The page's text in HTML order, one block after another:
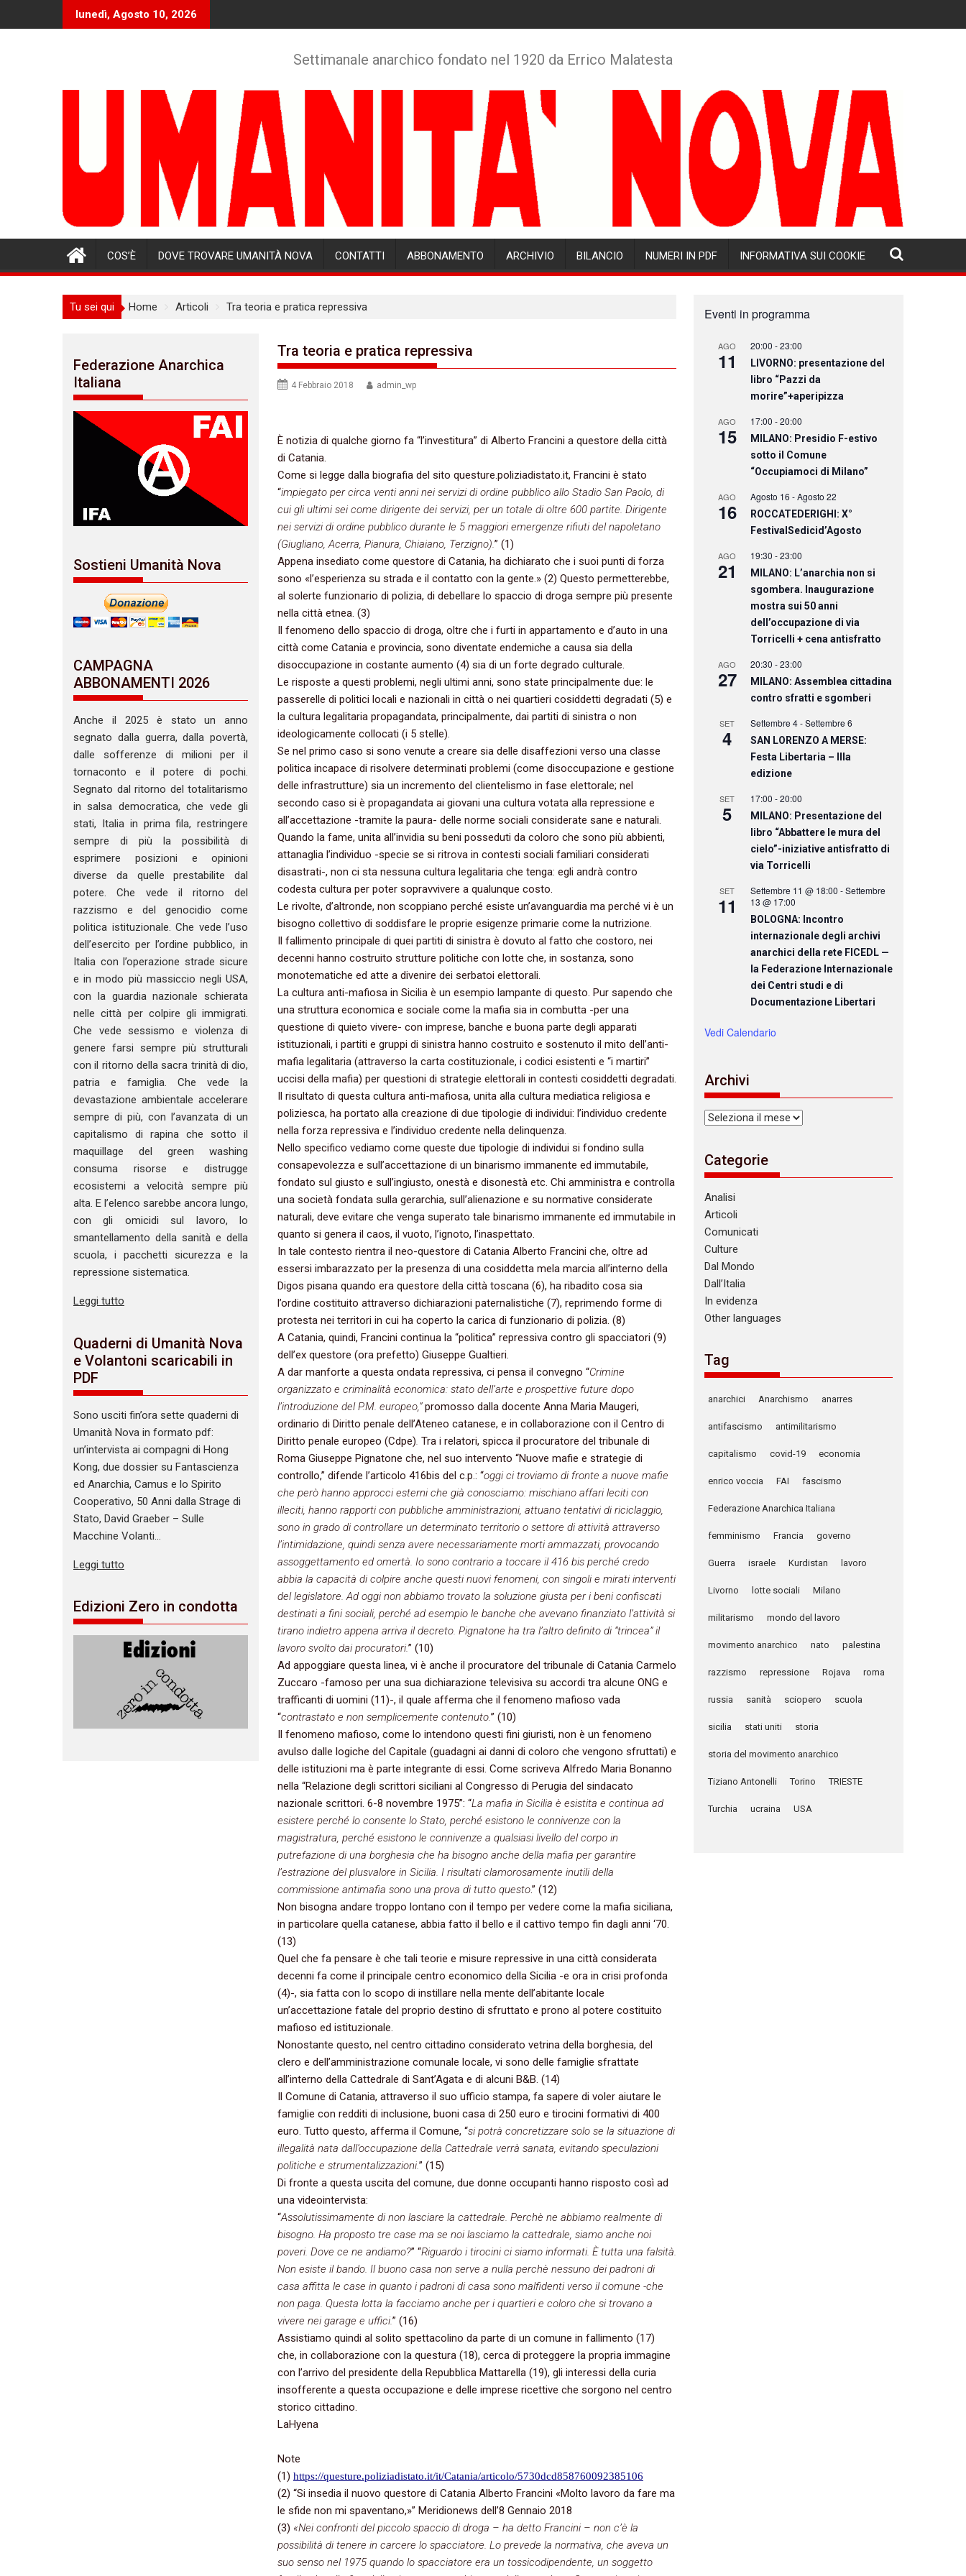
lunedì, Agosto 10, 2026
Settimanale anarchico fondato nel 1920 da Errico Malatesta
COS’È DOVE TROVARE UMANITÀ NOVA CONTATTI ABBONAMENTO ARCHIVIO BILANCIO NUMERI IN PDF INFORMATIVA SUI COOKIE
Tu sei qui Home Articoli Tra teoria e pratica repressiva
Tra teoria e pratica repressiva
4 Febbraio 2018 admin_wp
È notizia di qualche giorno fa “l’investitura” di Alberto Francini a questore della città
di Catania.
Come si legge dalla biografia del sito questure.poliziadistato.it, Francini è stato
“impiegato per circa venti anni nei servizi di ordine pubblico allo Stadio San Paolo, di
cui gli ultimi sei come dirigente dei servizi, per un totale di oltre 600 partite. Dirigente
nei servizi di ordine pubblico durante le 5 maggiori emergenze rifiuti del napoletano
(Giugliano, Acerra, Pianura, Chiaiano, Terzigno).” (1)
Appena insediato come questore di Catania, ha dichiarato che i suoi punti di forza
sono «l’esperienza su strada e il contatto con la gente.» (2) Questo permetterebbe,
al solerte funzionario di polizia, di debellare lo spaccio di droga sempre più presente
nella città etnea. (3)
Il fenomeno dello spaccio di droga, oltre che i furti in appartamento e d’auto in una
città come Catania e provincia, sono diventate endemiche a causa sia della
disoccupazione in costante aumento (4) sia di un forte degrado culturale.
Le risposte a questi problemi, negli ultimi anni, sono state principalmente due: le
passerelle di politici locali e nazionali in città o nei quartieri cosiddetti degradati (5) e
la cultura legalitaria propagandata, principalmente, dai partiti di sinistra o non
ideologicamente collocati (i 5 stelle).
Se nel primo caso si sono venute a creare sia delle disaffezioni verso una classe
politica incapace di risolvere determinati problemi (come disoccupazione e gestione
delle infrastrutture) sia un incremento del clientelismo in fase elettorale; nel
secondo caso si è propagandata ai giovani una cultura votata alla repressione e
all’accettazione -tramite la paura- delle norme sociali considerate sane e naturali.
Quando la fame, unita all’invidia su beni posseduti da coloro che sono più abbienti,
attanaglia l’individuo -specie se si ritrova in contesti sociali familiari considerati
disastrati-, non ci sta nessuna cultura legalitaria che tenga: egli andrà contro
codesta cultura per poter sopravvivere a qualunque costo.
Le rivolte, d’altronde, non scoppiano perché esiste un’avanguardia ma perché vi è un
bisogno collettivo di soddisfare le proprie esigenze primarie come la nutrizione.
Il fallimento principale di quei partiti di sinistra è dovuto al fatto che costoro, nei
decenni hanno costruito strutture politiche con lotte che, in sostanza, sono
monotematiche ed atte a divenire dei serbatoi elettorali.
La cultura anti-mafiosa in Sicilia è un esempio lampante di questo. Pur sapendo che
una struttura economica e sociale come la mafia sia in combutta -per una
questione di quieto vivere- con imprese, banche e buona parte degli apparati
istituzionali, i partiti e gruppi di sinistra hanno costruito e sostenuto il mito dell’anti-
mafia legalitaria (attraverso la carta costituzionale, i codici esistenti e “i martiri”
uccisi della mafia) per questioni di strategie elettorali in contesti cosiddetti degradati.
Il risultato di questa cultura anti-mafiosa, unita alla cultura mediatica religiosa e
poliziesca, ha portato alla creazione di due tipologie di individui: l’individuo credente
nella forza repressiva e l’individuo credente nella delinquenza.
Nello specifico vediamo come queste due tipologie di individui si fondino sulla
consapevolezza e sull’accettazione di un binarismo immanente ed immutabile,
fondato sul giusto e sull’ingiusto, onestà e disonestà etc. Chi amministra e controlla
una società fondata sulla gerarchia, sull’alienazione e su normative considerate
naturali, deve evitare che venga superato tale binarismo immanente ed immutabile in
quanto si genera il caos, il vuoto, l’ignoto, l’inaspettato.
In tale contesto rientra il neo-questore di Catania Alberto Francini che, oltre ad
essersi imbarazzato per la presenza di una cosiddetta mela marcia all’interno della
Digos pisana quando era questore della città toscana (6), ha ribadito cosa sia
l’ordine costituito attraverso dichiarazioni paternalistiche (7), reprimendo forme di
protesta nei territori in cui ha coperto la carica di funzionario di polizia. (8)
A Catania, quindi, Francini continua la “politica” repressiva contro gli spacciatori (9)
dell’ex questore (ora prefetto) Giuseppe Gualtieri.
A dar manforte a questa ondata repressiva, ci pensa il convegno “Crimine
organizzato e criminalità economica: stato dell’arte e prospettive future dopo
l’introduzione del P.M. europeo,”promosso dalla docente Anna Maria Maugeri,
ordinario di Diritto penale dell’Ateneo catanese, e in collaborazione con il Centro di
Diritto penale europeo (Cdpe). Tra i relatori, spicca il procuratore del tribunale di
Roma Giuseppe Pignatone che, nel suo intervento “Nuove mafie e strategie di
controllo,” difende l’articolo 416bis del c.p.: “oggi ci troviamo di fronte a nuove mafie
che però hanno approcci esterni che già conosciamo: mischiano affari leciti con
illeciti, hanno rapporti con pubbliche amministrazioni, attuano tentativi di riciclaggio,
sono in grado di controllare un determinato territorio o settore di attività attraverso
l’intimidazione, quindi senza avere necessariamente morti ammazzati, provocando
assoggettamento ed omertà. Io sono contrario a toccare il 416 bis perché credo
abbia la capacità di colpire anche questi nuovi fenomeni, con singoli e mirati interventi
del legislatore. Ad oggi non abbiamo trovato la soluzione giusta per i beni confiscati
destinati a fini sociali, perché ad esempio le banche che avevano finanziato l’attività si
tirano indietro appena arriva il decreto. Pignatone ha tra l’altro definito di “trincea” il
lavoro svolto dai procuratori.” (10)
Ad appoggiare questa linea, vi è anche il procuratore del tribunale di Catania Carmelo
Zuccaro -famoso per una sua dichiarazione televisiva su accordi tra alcune ONG e
trafficanti di uomini (11)-, il quale afferma che il fenomeno mafioso vada
“contrastato e non semplicemente contenuto.” (10)
Il fenomeno mafioso, come lo intendono questi fini giuristi, non è un fenomeno
avulso dalle logiche del Capitale (guadagni ai danni di coloro che vengono sfruttati) e
delle istituzioni ma è parte integrante di essi. Come scriveva Alfredo Maria Bonanno
nella “Relazione degli scrittori siciliani al Congresso di Perugia del sindacato
nazionale scrittori. 6-8 novembre 1975”: “La mafia in Sicilia è esistita e continua ad
esistere perché lo consente lo Stato, perché esistono le connivenze con la
magistratura, perché esistono le connivenze a qualsiasi livello del corpo in
putrefazione di una borghesia che ha bisogno anche della mafia per garantire
l’estrazione del plusvalore in Sicilia. I risultati clamorosamente inutili della
commissione antimafia sono una prova di tutto questo.” (12)
Non bisogna andare troppo lontano con il tempo per vedere come la mafia siciliana,
in particolare quella catanese, abbia fatto il bello e il cattivo tempo fin dagli anni ‘70.
(13)
Quel che fa pensare è che tali teorie e misure repressive in una città considerata
decenni fa come il principale centro economico della Sicilia -e ora in crisi profonda
(4)-, sia fatta con lo scopo di instillare nella mente dell’abitante locale
un’accettazione fatale del proprio destino di sfruttato e prono al potere costituito
mafioso ed istituzionale.
Nonostante questo, nel centro cittadino considerato vetrina della borghesia, del
clero e dell’amministrazione comunale locale, vi sono delle famiglie sfrattate
all’interno della Cattedrale di Sant’Agata e di alcuni B&B. (14)
Il Comune di Catania, attraverso il suo ufficio stampa, fa sapere di voler aiutare le
famiglie con redditi di inclusione, buoni casa di 250 euro e tirocini formativi di 400
euro. Tutto questo, afferma il Comune, “si potrà concretizzare solo se la situazione di
illegalità nata dall’occupazione della Cattedrale verrà sanata, evitando speculazioni
politiche e strumentalizzazioni.” (15)
Di fronte a questa uscita del comune, due donne occupanti hanno risposto così ad
una videointervista:
“Assolutissimamente di non lasciare la cattedrale. Perchè ne abbiamo realmente di
bisogno. Ha proposto tre case ma se noi lasciamo la cattedrale, siamo anche noi
poveri. Dove ce ne andiamo?” “Riguardo i tirocini ci siamo informati. È tutta una falsità.
Non esiste il bando. Il buono casa non serve a nulla perchè nessuno dei padroni di
casa affitta le case in quanto i padroni di casa sono malfidenti verso il comune -che
non paga. Questa lotta la facciamo anche per i quartieri e coloro che si trovano a
vivere nei garage e uffici.” (16)
Assistiamo quindi al solito spettacolino da parte di un comune in fallimento (17)
che, in collaborazione con la questura (18), cerca di proteggere la propria immagine
con l’arrivo del presidente della Repubblica Mattarella (19), gli interessi della curia
insofferente a questa occupazione e delle imprese ricettive che sorgono nel centro
storico cittadino.
LaHyena
Note
(1) https://questure.poliziadistato.it/it/Catania/articolo/5730dcd858760092385106
(2) “Si insedia il nuovo questore di Catania Alberto Francini «Molto lavoro da fare ma
le sfide non mi spaventano,»” Meridionews dell’8 Gennaio 2018
(3) «Nei confronti del piccolo spaccio di droga – ha detto Francini – non c’è la
possibilità di tenere in carcere lo spacciatore. Lo prevede la normativa, che aveva un
suo senso nel 1975 quando lo spacciatore era un tossicodipendente, un soggetto
Federazione Anarchica
Italiana
Sostieni Umanità Nova
CAMPAGNA
ABBONAMENTI 2026
Anche il 2025 è stato un anno
segnato dalla guerra, dalla povertà,
dalle sofferenze di milioni per il
tornaconto e il potere di pochi.
Segnato dal ritorno del totalitarismo
in salsa democratica, che vede gli
stati, Italia in prima fila, restringere
sempre di più la possibilità di
esprimere posizioni e opinioni
diverse da quelle prestabilite dal
potere. Che vede il ritorno del
razzismo e del genocidio come
politica istituzionale. Che vede l’uso
dell’esercito per l’ordine pubblico, in
Italia con l’operazione strade sicure
e in modo più massiccio negli USA,
con la guardia nazionale schierata
nelle città per colpire gli immigrati.
Che vede sessismo e violenza di
genere farsi sempre più strutturali
con il ritorno della sacra trinità di dio,
patria e famiglia. Che vede la
devastazione ambientale accelerare
sempre di più, con l’avanzata di un
capitalismo di rapina che sotto il
maquillage del green washing
consuma risorse e distrugge
ecosistemi a velocità sempre più
alta. E l’elenco sarebbe ancora lungo,
con gli omicidi sul lavoro, lo
smantellamento della sanità e della
scuola, i pacchetti sicurezza e la
repressione sistematica.
Leggi tutto
Quaderni di Umanità Nova
e Volantoni scaricabili in
PDF
Sono usciti fin’ora sette quaderni di
Umanità Nova in formato pdf:
un’intervista ai compagni di Hong
Kong, due dossier su Fantascienza
ed Anarchia, Camus e lo Spirito
Cooperativo, 50 Anni dalla Strage di
Stato, David Graeber – Sulle
Macchine Volanti…
Leggi tutto
Edizioni Zero in condotta
Eventi in programma
AGO
11
20:00 -23:00
LIVORNO: presentazione del
libro “Pazzi da
morire”+aperipizza
AGO
15
17:00 -20:00
MILANO: Presidio F-estivo
sotto il Comune
“Occupiamoci di Milano”
AGO
16
Agosto 16 -Agosto 22
ROCCATEDERIGHI: X°
FestivalSedicid’Agosto
AGO
21
19:30 -23:00
MILANO: L’anarchia non si
sgombera. Inaugurazione
mostra sui 50 anni
dell’occupazione di via
Torricelli + cena antisfratto
AGO
27
20:30 -23:00
MILANO: Assemblea cittadina
contro sfratti e sgomberi
SET
4
Settembre 4-Settembre 6
SAN LORENZO A MERSE:
Festa Libertaria – IIIa
edizione
SET
5
17:00 -20:00
MILANO: Presentazione del
libro “Abbattere le mura del
cielo”-iniziative antisfratto di
via Torricelli
SET
11
Settembre 11 @ 18:00 -Settembre
13 @ 17:00
BOLOGNA: Incontro
internazionale degli archivi
anarchici della rete FICEDL —
la Federazione Internazionale
dei Centri studi e di
Documentazione Libertari
Vedi Calendario
Archivi
Archivi
Categorie
Analisi
Articoli
Comunicati
Culture
Dal Mondo
Dall’Italia
In evidenza
Other languages
Tag
anarchici Anarchismo anarres
antifascismo antimilitarismo
capitalismo covid-19 economia
enrico voccia FAI fascismo
Federazione Anarchica Italiana
femminismo Francia governo
Guerra israele Kurdistan lavoro
Livorno lotte sociali Milano
militarismo mondo del lavoro
movimento anarchico nato palestina
razzismo repressione Rojava roma
russia sanità sciopero scuola
sicilia stati uniti storia
storia del movimento anarchico
Tiziano Antonelli Torino TRIESTE
Turchia ucraina USA